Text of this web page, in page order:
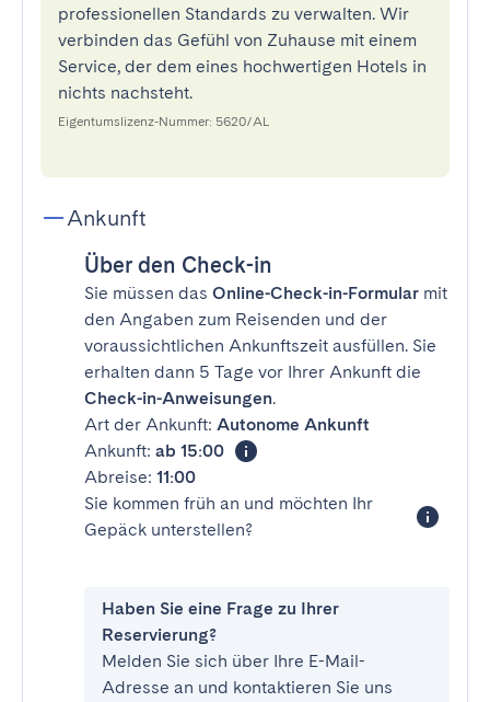
professionellen Standards zu verwalten. Wir
verbinden das Gefühl von Zuhause mit einem
Service, der dem eines hochwertigen Hotels in
nichts nachsteht.
Eigentumslizenz-Nummer: 5620/AL
Ankunft
Über den Check-in
Sie müssen das Online-Check-in-Formular mit
den Angaben zum Reisenden und der
voraussichtlichen Ankunftszeit ausfüllen. Sie
erhalten dann 5 Tage vor Ihrer Ankunft die
Check-in-Anweisungen.
Art der Ankunft: Autonome Ankunft
Ankunft: ab 15:00
Abreise: 11:00
Sie kommen früh an und möchten Ihr
Gepäck unterstellen?
Haben Sie eine Frage zu Ihrer
Reservierung?
Melden Sie sich über Ihre E-Mail-
Adresse an und kontaktieren Sie uns